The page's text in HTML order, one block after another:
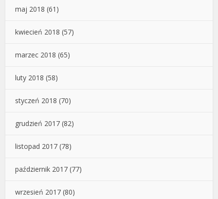
maj 2018 (61)
kwiecień 2018 (57)
marzec 2018 (65)
luty 2018 (58)
styczeń 2018 (70)
grudzień 2017 (82)
listopad 2017 (78)
październik 2017 (77)
wrzesień 2017 (80)